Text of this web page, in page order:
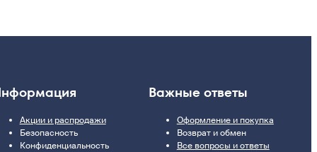
Акции и распродажи
Безопасность
Конфиденциальность
Важные ответы
Оформление и покупка
Возврат и обмен
Все вопросы и ответы